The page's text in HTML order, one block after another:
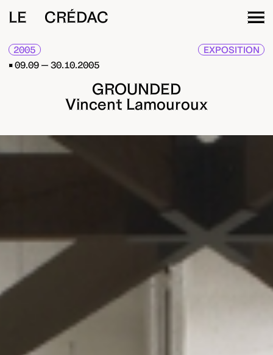
LE CRÉDAC
2005
EXPOSITION
09.09 — 30.10.2005
GROUNDED
Vincent Lamouroux